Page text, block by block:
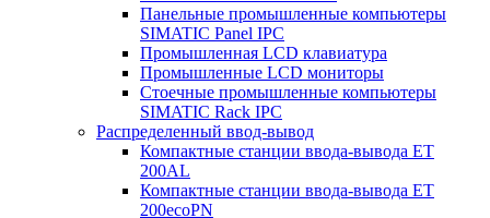
Панельные промышленные компьютеры
SIMATIC Panel IPC
Промышленная LCD клавиатура
Промышленные LCD мониторы
Стоечные промышленные компьютеры
SIMATIC Rack IPC
Распределенный ввод-вывод
Компактные станции ввода-вывода ET
200AL
Компактные станции ввода-вывода ET
200ecoPN